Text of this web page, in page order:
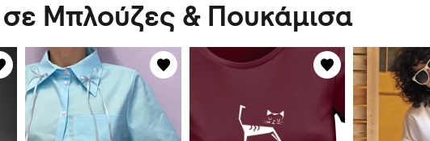
Μπλούζες & Πουκάμισα